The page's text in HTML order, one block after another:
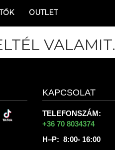
OUTLET
VALAMIT.
KAPCSOLAT
TELEFONSZÁM:
+36 70 8034374
H–P: 8:00- 16:00